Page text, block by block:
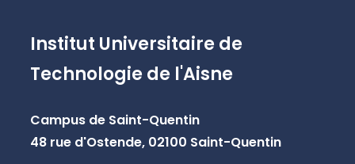
Institut Universitaire de
Technologie de l'Aisne
Campus de Saint-Quentin
48 rue d'Ostende, 02100 Saint-Quentin